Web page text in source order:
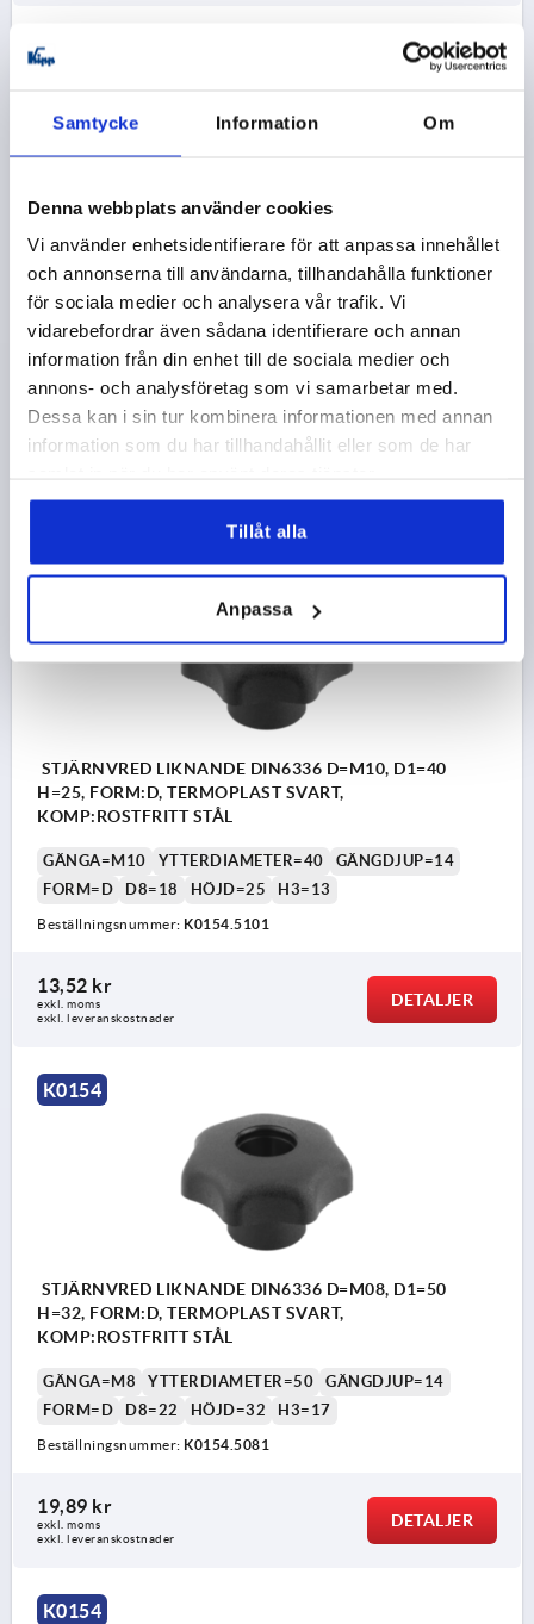
Samtycke Information Om
Denna webbplats använder cookies
Vi använder enhetsidentifierare för att anpassa innehållet
och annonserna till användarna, tillhandahålla funktioner
för sociala medier och analysera vår trafik. Vi
vidarebefordrar även sådana identifierare och annan
information från din enhet till de sociala medier och
annons- och analysföretag som vi samarbetar med.
Dessa kan i sin tur kombinera informationen med annan
information som du har tillhandahållit eller som de har
Tillåt alla
Anpassa
K0154
STJÄRNVRED LIKNANDE DIN6336 D=M08, D1=40
H=25, FORM:D, TERMOPLAST SVART,
KOMP:ROSTFRITT STÅL
GÄNGA=M8 YTTERDIAMETER=40
GÄNGDJUP=14
FORM=D
D8=18 HÖJD=25 H3=13
Beställningsnummer: K0154.508
exkl. leveranskostnader
K0154
STJÄRNVRED LIKNANDE DIN6336 D=M10, D1=40
H=25, FORM:D, TERMOPLAST SVART,
KOMP:ROSTFRITT STÅL
GÄNGA=M10 YTTERDIAMETER=40
GÄNGDJUP=14
FORM=D
D8=18 HÖJD=25 H3=13
Beställningsnummer: K0154.5101
13,52 kr
exkl. moms
exkl. leveranskostnader
DETALJER
K0154
STJÄRNVRED LIKNANDE DIN6336 D=M08, D1=50
H=32, FORM:D, TERMOPLAST SVART,
KOMP:ROSTFRITT STÅL
GÄNGA=M8 YTTERDIAMETER=50
GÄNGDJUP=14
FORM=D
D8=22 HÖJD=32 H3=17
Beställningsnummer: K0154.5081
19,89 kr
exkl. moms
exkl. leveranskostnader
DETALJER
K0154